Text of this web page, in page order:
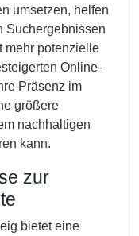
umsetzen, helfen
Suchergebnissen
mehr potenzielle
Online-
Präsenz im
größere
nachhaltigen
kann.
zur
bietet eine